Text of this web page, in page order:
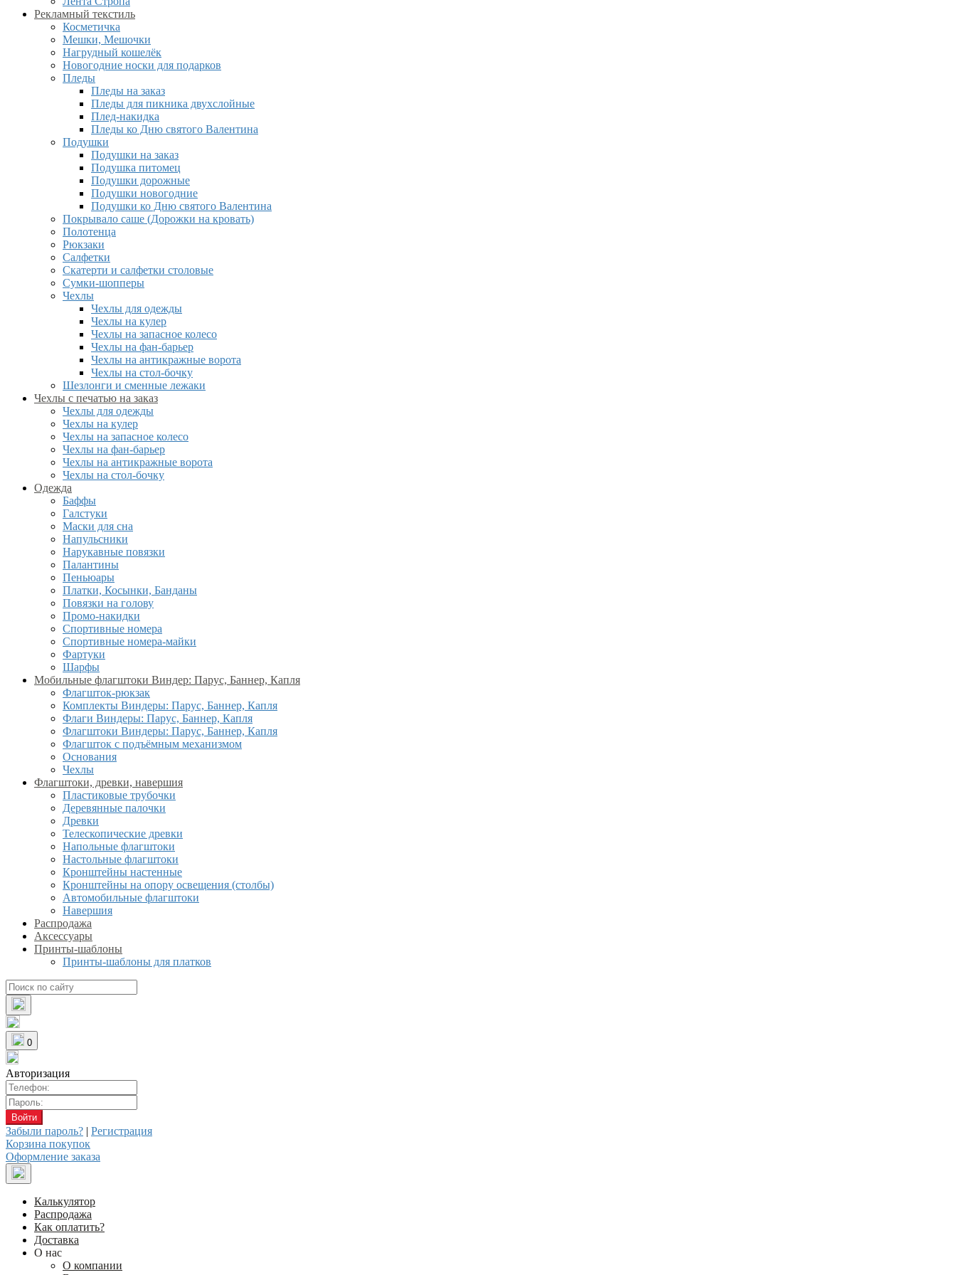
Рекламный текстиль
Косметичка
Мешки, Мешочки
Нагрудный кошелёк
Новогодние носки для подарков
Пледы
Пледы на заказ
Пледы для пикника двухслойные
Плед-накидка
Пледы ко Дню святого Валентина
Подушки
Подушки на заказ
Подушка питомец
Подушки дорожные
Подушки новогодние
Подушки ко Дню святого Валентина
Покрывало саше (Дорожки на кровать)
Полотенца
Рюкзаки
Салфетки
Скатерти и салфетки столовые
Сумки-шопперы
Чехлы
Чехлы для одежды
Чехлы на кулер
Чехлы на запасное колесо
Чехлы на фан-барьер
Чехлы на антикражные ворота
Чехлы на стол-бочку
Шезлонги и сменные лежаки
Чехлы с печатью на заказ
Чехлы для одежды
Чехлы на кулер
Чехлы на запасное колесо
Чехлы на фан-барьер
Чехлы на антикражные ворота
Чехлы на стол-бочку
Одежда
Баффы
Галстуки
Маски для сна
Напульсники
Нарукавные повязки
Палантины
Пеньюары
Платки, Косынки, Банданы
Повязки на голову
Промо-накидки
Спортивные номера
Спортивные номера-майки
Фартуки
Шарфы
Мобильные флагштоки Виндер: Парус, Баннер, Капля
Флагшток-рюкзак
Комплекты Виндеры: Парус, Баннер, Капля
Флаги Виндеры: Парус, Баннер, Капля
Флагштоки Виндеры: Парус, Баннер, Капля
Флагшток с подъёмным механизмом
Основания
Чехлы
Флагштоки, древки, навершия
Пластиковые трубочки
Деревянные палочки
Древки
Телескопические древки
Напольные флагштоки
Настольные флагштоки
Кронштейны настенные
Кронштейны на опору освещения (столбы)
Автомобильные флагштоки
Навершия
Распродажа
Аксессуары
Принты-шаблоны
Принты-шаблоны для платков
0
Авторизация
Забыли пароль? | Регистрация
Корзина покупок
Оформление заказа
Калькулятор
Распродажа
Как оплатить?
Доставка
О нас
О компании